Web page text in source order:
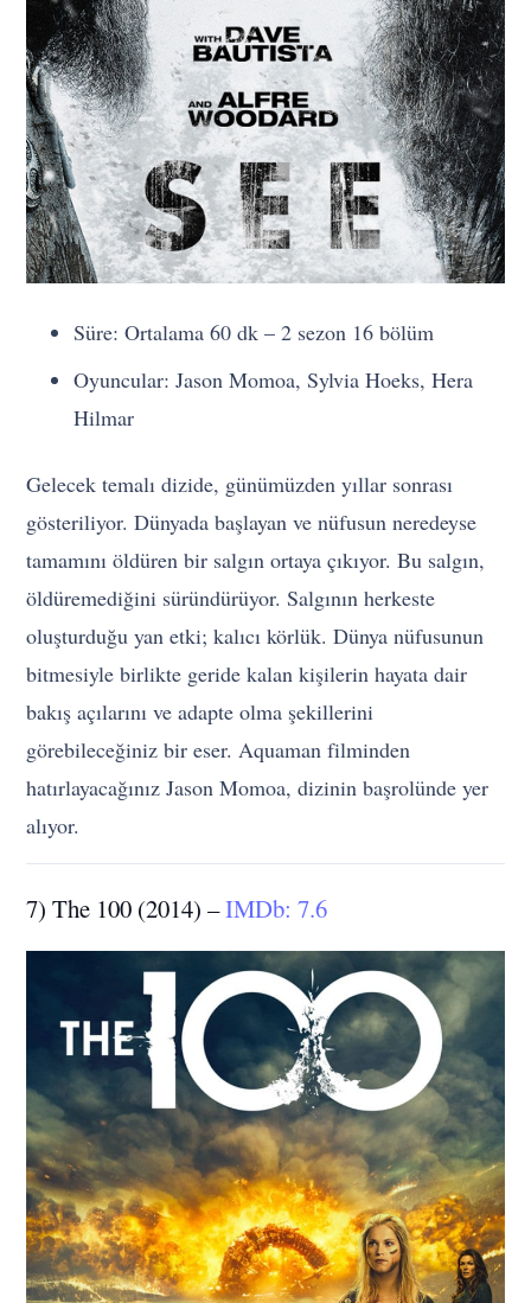
Süre: Ortalama 60 dk – 2 sezon 16 bölüm
Oyuncular: Jason Momoa, Sylvia Hoeks, Hera
Hilmar
Gelecek temalı dizide, günümüzden yıllar sonrası
gösteriliyor. Dünyada başlayan ve nüfusun neredeyse
tamamını öldüren bir salgın ortaya çıkıyor. Bu salgın,
öldüremediğini süründürüyor. Salgının herkeste
oluşturduğu yan etki; kalıcı körlük. Dünya nüfusunun
bitmesiyle birlikte geride kalan kişilerin hayata dair
bakış açılarını ve adapte olma şekillerini
görebileceğiniz bir eser. Aquaman filminden
hatırlayacağınız Jason Momoa, dizinin başrolünde yer
alıyor.
7) The 100 (2014) –IMDb: 7.6